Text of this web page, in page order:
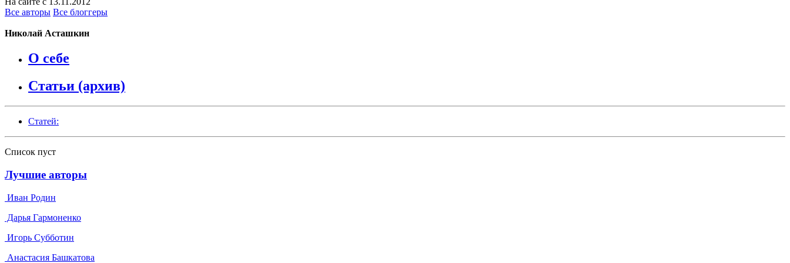
Все авторы Все блоггеры
Николай Асташкин
О себе
Статьи (архив)
Статей:
Список пуст
Лучшие авторы
Иван Родин
Дарья Гармоненко
Игорь Субботин
Анастасия Башкатова